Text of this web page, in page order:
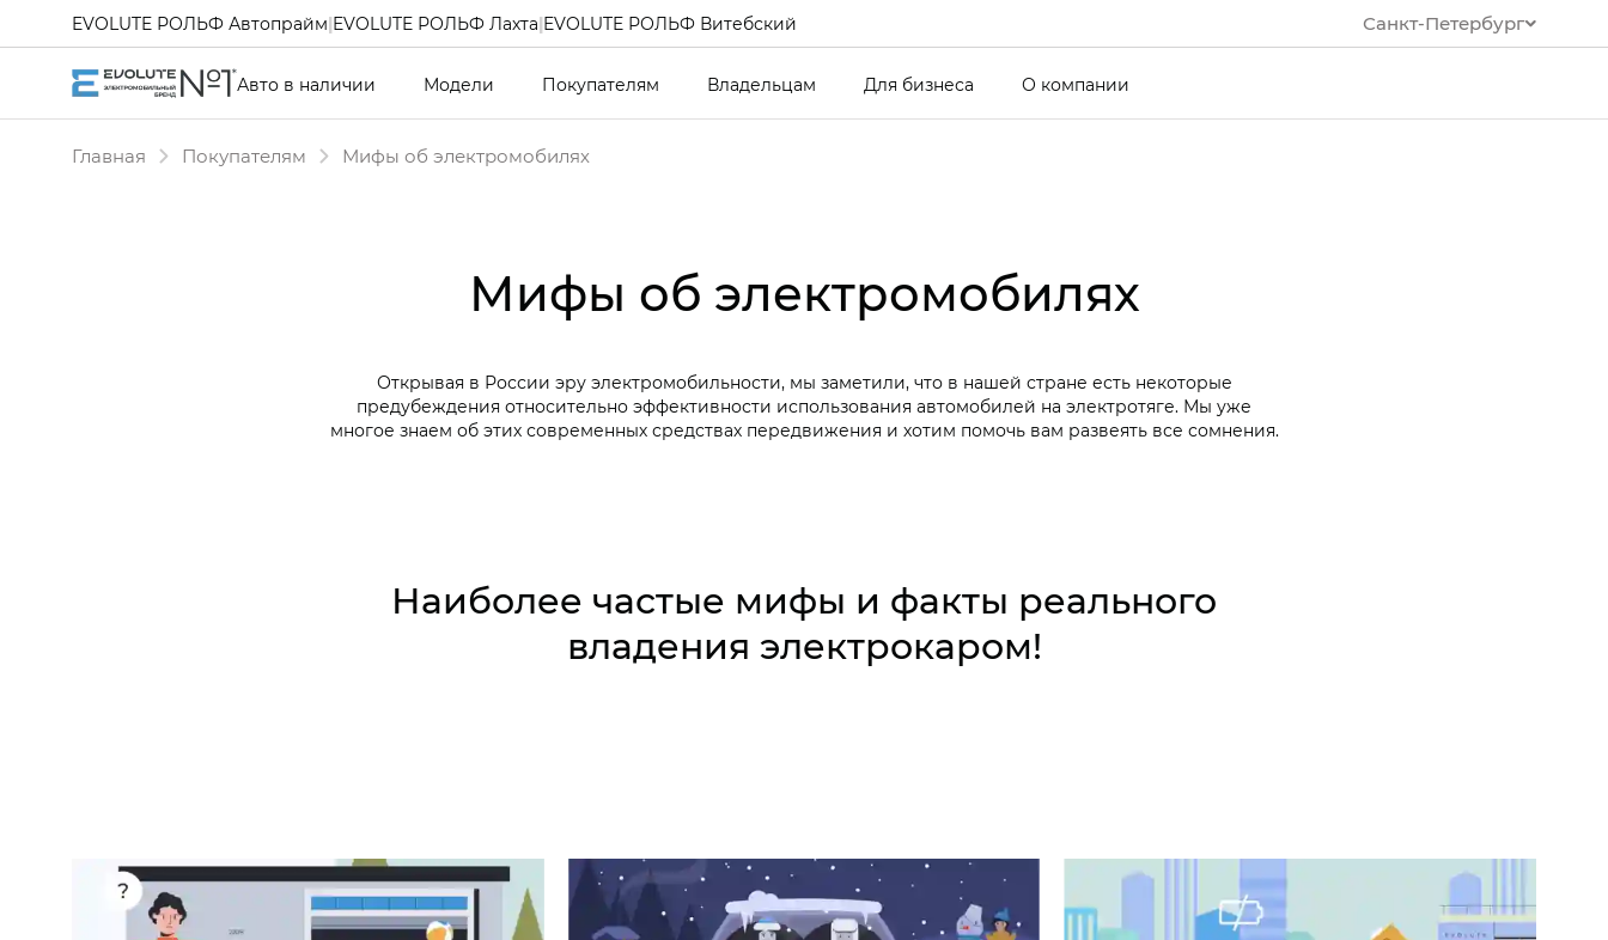
Санкт-Петербург
EVOLUTE РОЛЬФ Автопрайм|EVOLUTE РОЛЬФ Лахта|EVOLUTE РОЛЬФ Витебский
Авто в наличии Модели Покупателям Владельцам Для бизнеса О компании
Главная Покупателям Мифы об электромобилях
Мифы об электромобилях
Открывая в России эру электромобильности, мы заметили, что в нашей стране есть некоторые
предубеждения относительно эффективности использования автомобилей на электротяге. Мы уже
многое знаем об этих современных средствах передвижения и хотим помочь вам развеять все сомнения.
Наиболее частые мифы и факты реального
владения электрокаром!